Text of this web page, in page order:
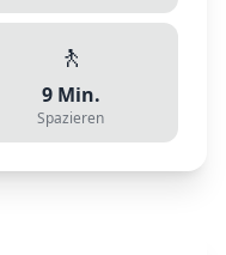
🚶
9Min.
Spazieren